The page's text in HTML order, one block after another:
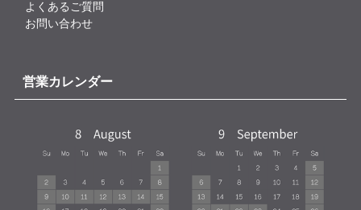
よくあるご質問
お問い合わせ
営業カレンダー